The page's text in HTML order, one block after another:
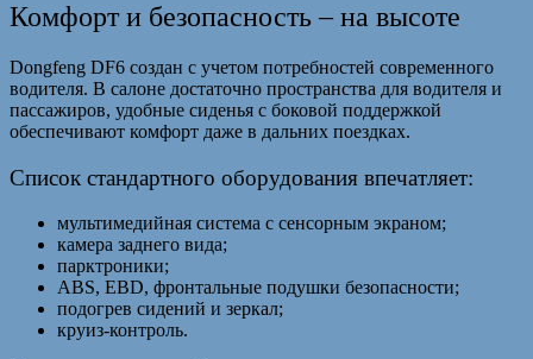
Комфорт и безопасность – на высоте
Dongfeng DF6 создан с учетом потребностей современного
водителя. В салоне достаточно пространства для водителя и
пассажиров, удобные сиденья с боковой поддержкой
обеспечивают комфорт даже в дальних поездках.
Список стандартного оборудования впечатляет:
мультимедийная система с сенсорным экраном;
камера заднего вида;
парктроники;
ABS, EBD, фронтальные подушки безопасности;
подогрев сидений и зеркал;
круиз-контроль.